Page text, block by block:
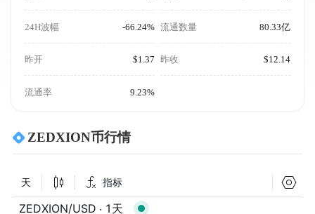
24H波幅 -66.24% 流通数量 80.33亿
昨开 $1.37 昨收 $12.14
流通率 9.23%
ZEDXION币行情